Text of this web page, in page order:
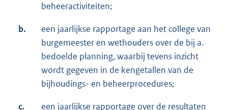
beheeractiviteiten;
b.
een jaarlijkse rapportage aan het college van
burgemeester en wethouders over de bij a.
bedoelde planning, waarbij tevens inzicht
wordt gegeven in de kengetallen van de
bijhoudings- en beheerprocedures;
c.
een jaarlijkse rapportage over de resultaten